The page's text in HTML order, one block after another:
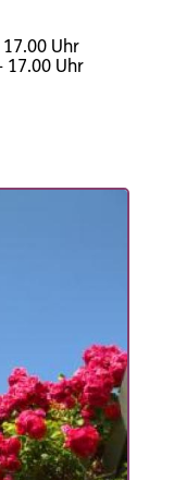
Uhr
17.00 Uhr